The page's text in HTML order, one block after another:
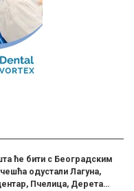
ће бити с Београдским
одустали Лагуна,
Пчелица, Дерета…